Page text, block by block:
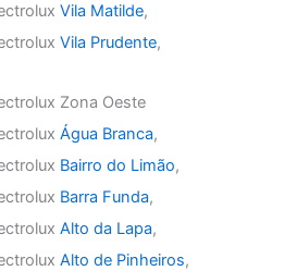
Vila Matilde,
Vila Prudente,
Zona Oeste
Água Branca,
Bairro do Limão,
Barra Funda,
Alto da Lapa,
Alto de Pinheiros,